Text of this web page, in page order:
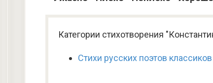
Категории стихотворения
Стихи русских поэтов классиков